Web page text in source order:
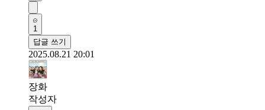
1
답글 쓰기
2025.08.21 20:01
장화
작성자